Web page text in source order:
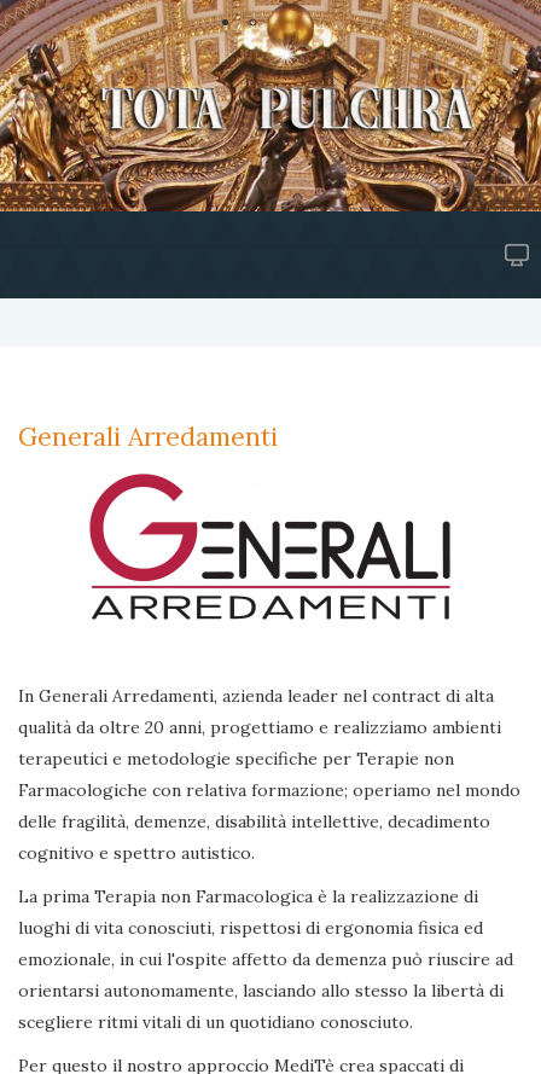
Generali Arredamenti
In Generali Arredamenti, azienda leader nel contract di alta
qualità da oltre 20 anni, progettiamo e realizziamo ambienti
terapeutici e metodologie specifiche per Terapie non
Farmacologiche con relativa formazione; operiamo nel mondo
delle fragilità, demenze, disabilità intellettive, decadimento
cognitivo e spettro autistico.
La prima Terapia non Farmacologica è la realizzazione di
luoghi di vita conosciuti, rispettosi di ergonomia fisica ed
emozionale, in cui l'ospite affetto da demenza può riuscire ad
orientarsi autonomamente, lasciando allo stesso la libertà di
scegliere ritmi vitali di un quotidiano conosciuto.
Per questo il nostro approccio MediTè crea spaccati di